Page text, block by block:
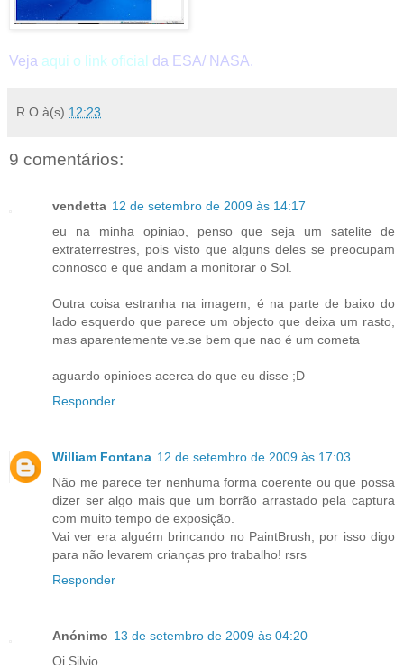
Veja aqui o link oficial da ESA/ NASA.
R.O à(s) 12:23
9 comentários:
vendetta 12 de setembro de 2009 às 14:17
eu na minha opiniao, penso que seja um satelite de
extraterrestres, pois visto que alguns deles se preocupam
connosco e que andam a monitorar o Sol.
Outra coisa estranha na imagem, é na parte de baixo do
lado esquerdo que parece um objecto que deixa um rasto,
mas aparentemente ve.se bem que nao é um cometa
aguardo opinioes acerca do que eu disse ;D
Responder
William Fontana 12 de setembro de 2009 às 17:03
Não me parece ter nenhuma forma coerente ou que possa
dizer ser algo mais que um borrão arrastado pela captura
com muito tempo de exposição.
Vai ver era alguém brincando no PaintBrush, por isso digo
para não levarem crianças pro trabalho! rsrs
Responder
Anónimo 13 de setembro de 2009 às 04:20
Oi Silvio